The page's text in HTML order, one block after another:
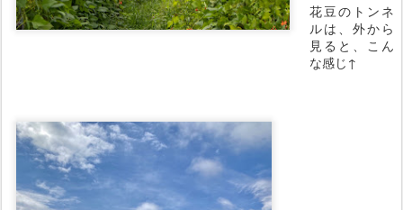
花豆のトンネ
ルは、外から
見ると、こん
な感じ↑